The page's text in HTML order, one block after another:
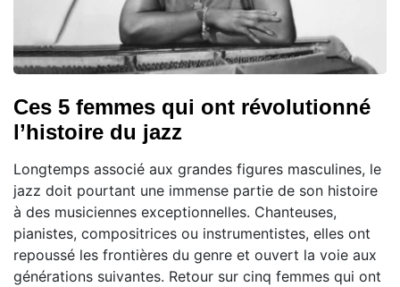
Ces 5 femmes qui ont révolutionné
l’histoire du jazz
Longtemps associé aux grandes figures masculines, le
jazz doit pourtant une immense partie de son histoire
à des musiciennes exceptionnelles. Chanteuses,
pianistes, compositrices ou instrumentistes, elles ont
repoussé les frontières du genre et ouvert la voie aux
générations suivantes. Retour sur cinq femmes qui ont